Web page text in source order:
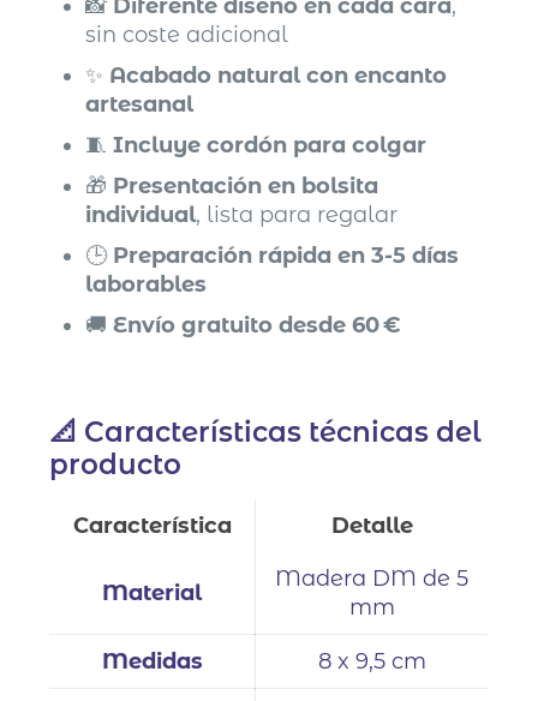
📸 Diferente diseño en cada cara,
sin coste adicional
✨ Acabado natural con encanto
artesanal
🧵Incluye cordón para colgar
🎁 Presentación en bolsita
individual, lista para regalar
🕒 Preparación rápida en 3-5 días
laborables
🚚Envío gratuito desde 60 €
📐 Características técnicas del
producto
Característica Detalle
Material
Madera DM de 5
mm
Medidas 8 x 9,5 cm